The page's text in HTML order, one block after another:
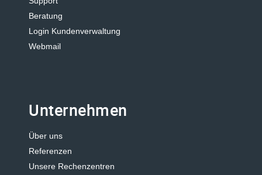
Beratung
Login Kundenverwaltung
Webmail
Unternehmen
Über uns
Referenzen
Unsere Rechenzentren